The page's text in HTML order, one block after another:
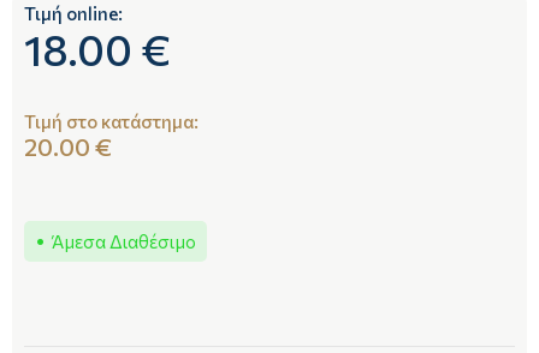
Τιμή online:
18.00 €
Τιμή στο κατάστημα:
20.00 €
Άμεσα Διαθέσιμο